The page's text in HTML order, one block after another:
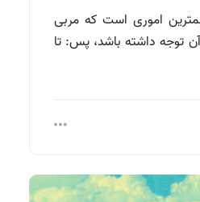
اموری است که مربی
توجه داشته باشد، پس: تا